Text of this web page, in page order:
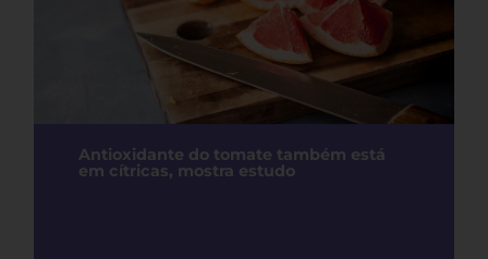
Antioxidante do tomate também está
em cítricas, mostra estudo